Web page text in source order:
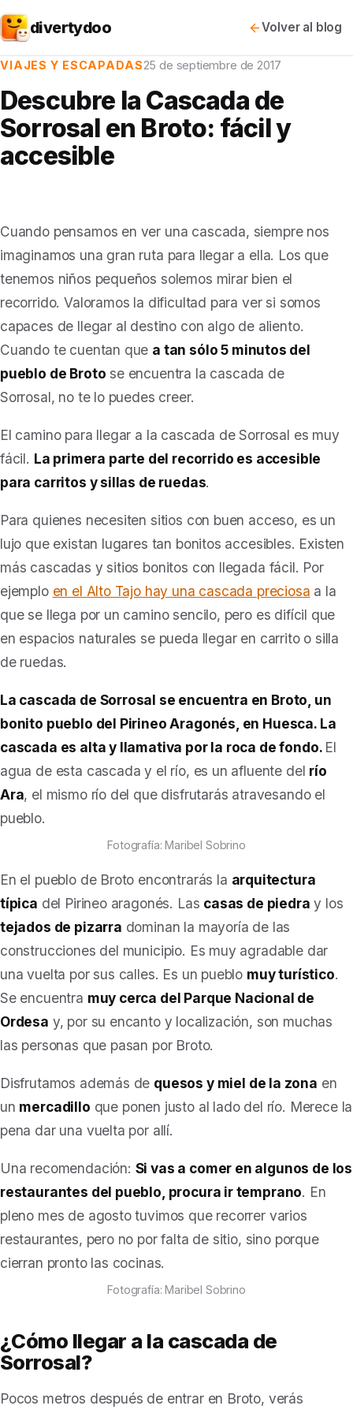
divertydoo Volver al blog
VIAJES Y ESCAPADAS25 de septiembre de 2017
Descubre la Cascada de
Sorrosal en Broto: fácil y
accesible
Cuando pensamos en ver una cascada, siempre nos
imaginamos una gran ruta para llegar a ella. Los que
tenemos niños pequeños solemos mirar bien el
recorrido. Valoramos la dificultad para ver si somos
capaces de llegar al destino con algo de aliento.
Cuando te cuentan que a tan sólo 5 minutos del
pueblo de Broto se encuentra la cascada de
Sorrosal, no te lo puedes creer.
El camino para llegar a la cascada de Sorrosal es muy
fácil. La primera parte del recorrido es accesible
para carritos y sillas de ruedas.
Para quienes necesiten sitios con buen acceso, es un
lujo que existan lugares tan bonitos accesibles. Existen
más cascadas y sitios bonitos con llegada fácil. Por
ejemplo en el Alto Tajo hay una cascada preciosa a la
que se llega por un camino sencilo, pero es difícil que
en espacios naturales se pueda llegar en carrito o silla
de ruedas.
La cascada de Sorrosal se encuentra en Broto, un
bonito pueblo del Pirineo Aragonés, en Huesca. La
cascada es alta y llamativa por la roca de fondo. El
agua de esta cascada y el río, es un afluente del río
Ara, el mismo río del que disfrutarás atravesando el
pueblo.
Fotografía: Maribel Sobrino
En el pueblo de Broto encontrarás la arquitectura
típica del Pirineo aragonés. Las casas de piedra y los
tejados de pizarra dominan la mayoría de las
construcciones del municipio. Es muy agradable dar
una vuelta por sus calles. Es un pueblo muy turístico.
Se encuentra muy cerca del Parque Nacional de
Ordesa y, por su encanto y localización, son muchas
las personas que pasan por Broto.
Disfrutamos además de quesos y miel de la zona en
un mercadillo que ponen justo al lado del río. Merece la
pena dar una vuelta por allí.
Una recomendación: Si vas a comer en algunos de los
restaurantes del pueblo, procura ir temprano. En
pleno mes de agosto tuvimos que recorrer varios
restaurantes, pero no por falta de sitio, sino porque
cierran pronto las cocinas.
Fotografía: Maribel Sobrino
¿Cómo llegar a la cascada de
Sorrosal?
Pocos metros después de entrar en Broto, verás